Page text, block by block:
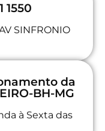
1550
SINFRONIO
da
BH-MG
à Sexta das